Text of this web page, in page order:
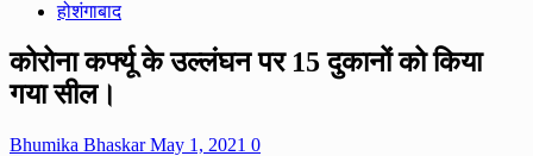
होशंगाबाद
कोरोना कर्फ्यू के उल्लंघन पर 15 दुकानों को किया
गया सील।
Bhumika BhaskarMay 1, 2021 0